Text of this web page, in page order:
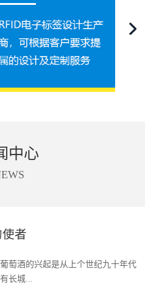
中心
者
酒的兴起是从上个世纪九十年代
长城...